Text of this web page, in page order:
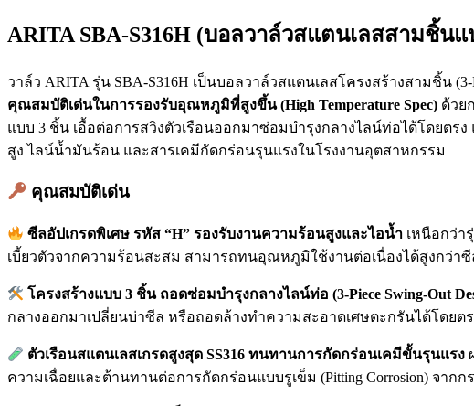
ARITA SBA-S316H (บอลวาล์วสแตนเลสสามชิ้น
วาล์ว ARITA รุ่น SBA-S316H เป็นบอลวาล์วสแตนเลสโครงสร้างสามชิ้น
คุณสมบัติเด่นในการรองรับอุณหภูมิที่สูงขึ้น (High Temperature Spec) ด้วย
แบบ 3 ชิ้น เอื้อต่อการสวิงตัวเรือนออกมาซ่อมบำรุงกลางไลน์ท่อได้โดยตร
สูง ไลน์น้ำมันร้อน และสารเคมีกัดกร่อนรุนแรงในโรงงานอุตสาหกรรม
คุณสมบัติเด่น
ซีลอัปเกรดพิเศษ รหัส “H” รองรับงานความร้อนสูงและไอน้ำ เหนือกว่า
เบี้ยวตัวจากความร้อนสะสม สามารถทนอุณหภูมิใช้งานต่อเนื่องได้สูงกว่าซี
โครงสร้างแบบ 3 ชิ้น ถอดซ่อมบำรุงกลางไลน์ท่อ (3-Piece Swing-Out
กลางออกมาเปลี่ยนบ่าซีล หรือถอดล้างทำความสะอาดเศษตะกรันได้โดย
ตัวเรือนสแตนเลสเกรดสูงสุด SS316 ทนทานการกัดกร่อนเคมีขั้นรุนแรง
ความเฉื่อยและต้านทานต่อการกัดกร่อนแบบรูเข็ม (Pitting Corrosion) จา